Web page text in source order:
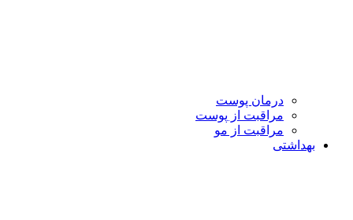
درمان پوست
مراقبت از پوست
مراقبت از مو
بهداشتی